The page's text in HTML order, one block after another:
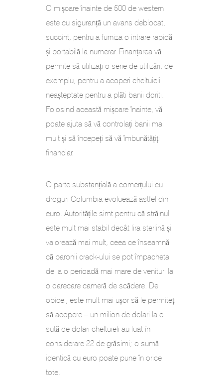
O mișcare înainte de 500 de western
este cu siguranță un avans deblocat,
succint, pentru a furniza o intrare rapidă
și portabilă la numerar. Finanțarea vă
permite să utilizați o serie de utilizări, de
exemplu, pentru a acoperi cheltuieli
neașteptate pentru a plăti banii doriti.
Folosind această mișcare înainte, vă
poate ajuta să vă controlați banii mai
mult și să începeți să vă îmbunătățiți
financiar.
O parte substanțială a comerțului cu
droguri Columbia evoluează astfel din
euro. Autoritățile simt pentru că străinul
este mult mai stabil decât lira sterlină și
valorează mai mult, ceea ce înseamnă
că baronii crack-ului se pot împacheta
de la o perioadă mai mare de venituri la
o oarecare cameră de scădere. De
obicei, este mult mai ușor să le permiteți
să acopere – un milion de dolari la o
sută de dolari cheltuieli au luat în
considerare 22 de grăsimi; o sumă
identică cu euro poate pune în orice
tote.